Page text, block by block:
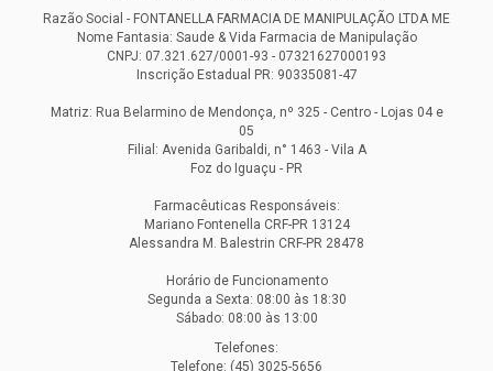
Razão Social - FONTANELLA FARMACIA DE MANIPULAÇÃO LTDA ME
Nome Fantasia: Saude & Vida Farmacia de Manipulação
CNPJ: 07.321.627/0001-93 - 07321627000193
Inscrição Estadual PR: 90335081-47
Matriz: Rua Belarmino de Mendonça, nº 325 - Centro - Lojas 04 e
05
Filial: Avenida Garibaldi, n° 1463 - Vila A
Foz do Iguaçu - PR
Farmacêuticas Responsáveis:
Mariano Fontenella CRF-PR 13124
Alessandra M. Balestrin CRF-PR 28478
Horário de Funcionamento
Segunda a Sexta: 08:00 às 18:30
Sábado: 08:00 às 13:00
Telefones:
Telefone: (45) 3025-5656